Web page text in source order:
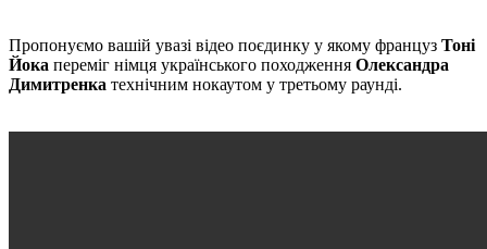
Пропонуємо вашій увазі відео поєдинку у якому француз Тоні
Йока переміг німця українського походження Олександра
Димитренка технічним нокаутом у третьому раунді.